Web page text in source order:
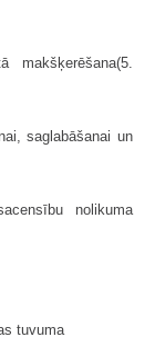
saglabāšanai un
nolikuma
tuvuma